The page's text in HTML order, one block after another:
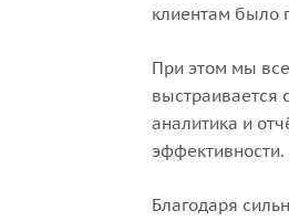
клиентам было
При этом мы
выстраивается
аналитика и
эффективности.
Благодаря